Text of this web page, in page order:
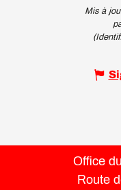
Mis à
Office
Route